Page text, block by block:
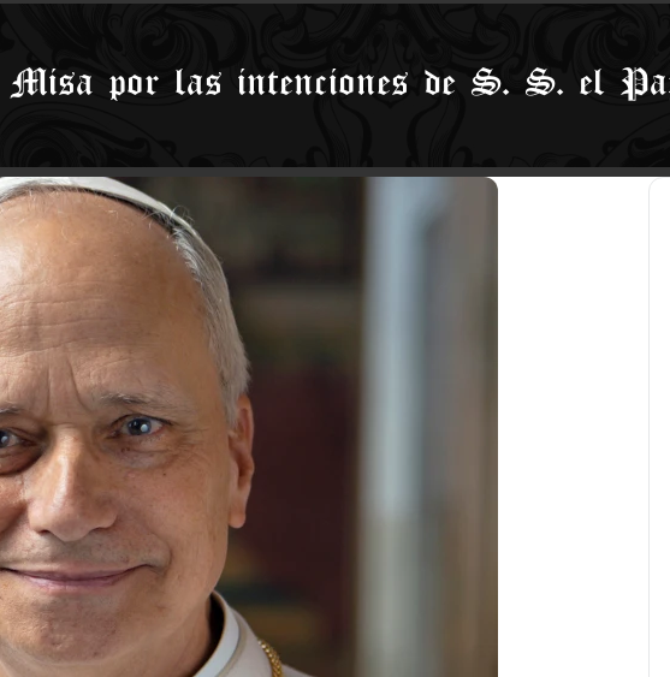
Misa por las intenciones de S. S. el